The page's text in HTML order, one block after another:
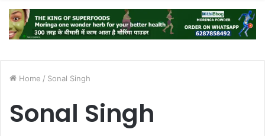
Home / Sonal Singh
Sonal Singh